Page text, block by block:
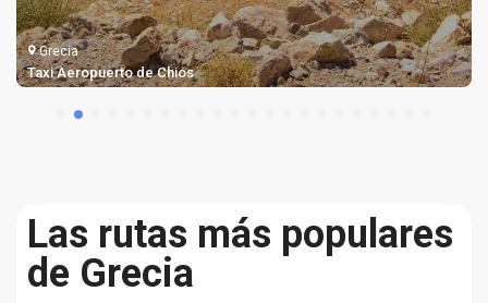
Grecia
Taxi Aeropuerto Samos
Las rutas más populares
de Grecia